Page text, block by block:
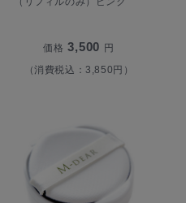
価格 3,500 円
（消費税込：3,850円）